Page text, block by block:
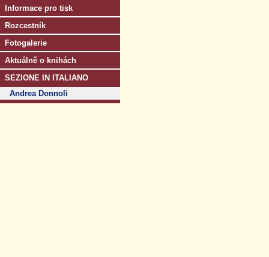
Informace pro tisk
Rozcestník
Fotogalerie
Aktuálně o knihách
SEZIONE IN ITALIANO
Andrea Donnoli